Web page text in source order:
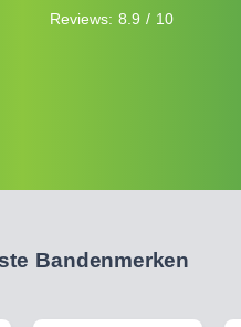
Reviews: 8.9 / 10
Bandenmerken